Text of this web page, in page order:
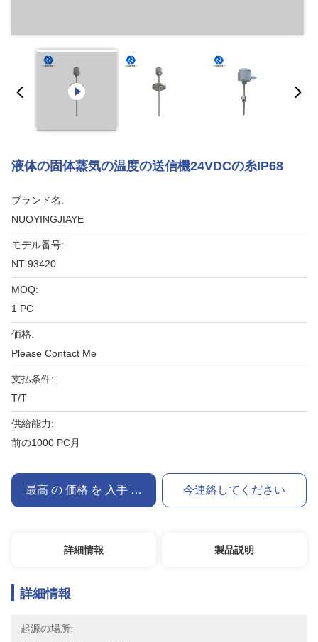
液体の固体蒸気の温度の送信機24VDCの糸IP68
ブランド名:
NUOYINGJIAYE
モデル番号:
NT-93420
MOQ:
1 PC
価格:
Please Contact Me
支払条件:
T/T
供給能力:
前の1000 PC月
最高 の 価格 を 入手 する 今連絡してください
詳細情報 製品説明
詳細情報
起源の場所: